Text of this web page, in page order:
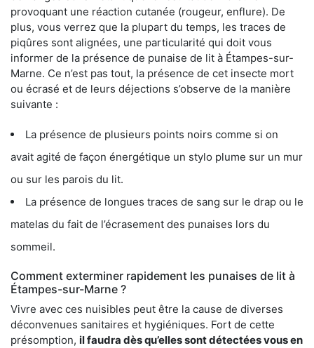
provoquant une réaction cutanée (rougeur, enflure). De
plus, vous verrez que la plupart du temps, les traces de
piqûres sont alignées, une particularité qui doit vous
informer de la présence de punaise de lit à Étampes-sur-
Marne. Ce n’est pas tout, la présence de cet insecte mort
ou écrasé et de leurs déjections s’observe de la manière
suivante :
La présence de plusieurs points noirs comme si on
avait agité de façon énergétique un stylo plume sur un mur
ou sur les parois du lit.
La présence de longues traces de sang sur le drap ou le
matelas du fait de l’écrasement des punaises lors du
sommeil.
Comment exterminer rapidement les punaises de lit à
Étampes-sur-Marne ?
Vivre avec ces nuisibles peut être la cause de diverses
déconvenues sanitaires et hygiéniques. Fort de cette
présomption, il faudra dès qu’elles sont détectées vous en